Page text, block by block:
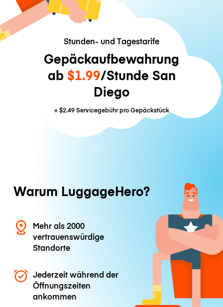
Stunden- und Tagestarife
Gepäckaufbewahrung
ab $1.99/Stunde San
Diego
+$2.49Servicegebühr pro Gepäckstück
Warum LuggageHero?
Mehr als 2000
vertrauenswürdige
Standorte
Jederzeit während der
Öffnungszeiten
ankommen